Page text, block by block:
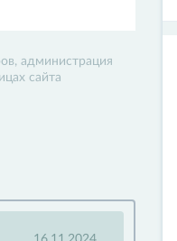
администрация
сайта